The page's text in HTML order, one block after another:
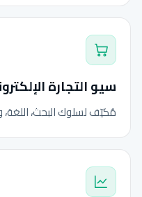
سيو التجارة
مُكيّف لسلوك البحث،